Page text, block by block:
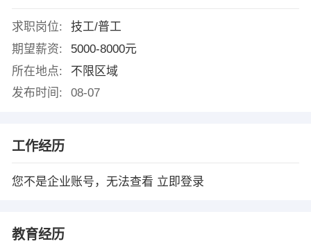
求职岗位:
技工/普工
期望薪资:
5000-8000元
所在地点:
不限区域
发布时间:
08-07
工作经历
您不是企业账号，无法查看 立即登录
教育经历